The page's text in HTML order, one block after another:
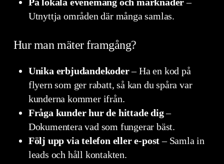
Utnyttja områden där många samlas.
Hur man mäter framgång?
Unika erbjudandekoder– Ha en kod på
flyern som ger rabatt, så kan du spåra var
kunderna kommer ifrån.
Fråga kunder hur de hittade dig–
Dokumentera vad som fungerar bäst.
Följ upp via telefon eller e-post– Samla in
leads och håll kontakten.